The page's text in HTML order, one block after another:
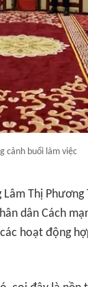
cảnh buổi làm việc
Thị Phương
dân Cách
hoạt động